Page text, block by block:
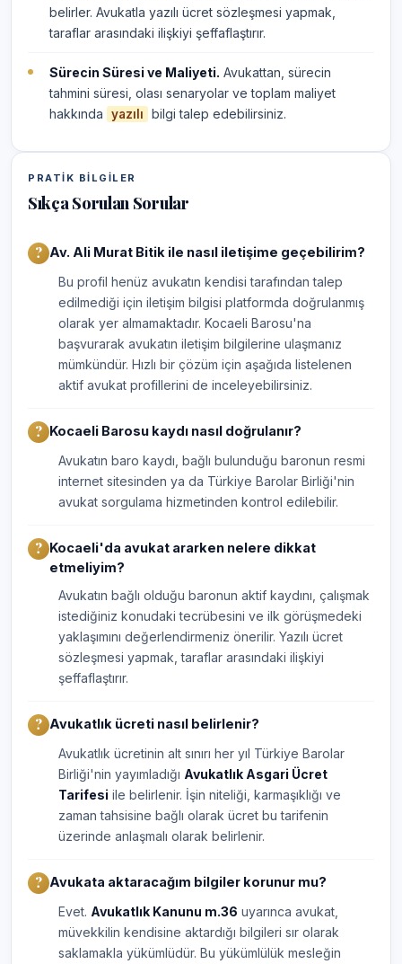
belirler. Avukatla yazılı ücret sözleşmesi yapmak,
taraflar arasındaki ilişkiyi şeffaflaştırır.
Sürecin Süresi ve Maliyeti. Avukattan, sürecin
tahmini süresi, olası senaryolar ve toplam maliyet
hakkında
yazılı bilgi talep edebilirsiniz.
PRATIK BILGILER
Sıkça Sorulan Sorular
Av. Ali Murat Bitik ile nasıl iletişime geçebilirim?
Bu profil henüz avukatın kendisi tarafından talep
edilmediği için iletişim bilgisi platformda doğrulanmış
olarak yer almamaktadır. Kocaeli Barosu'na
başvurarak avukatın iletişim bilgilerine ulaşmanız
mümkündür. Hızlı bir çözüm için aşağıda listelenen
aktif avukat profillerini de inceleyebilirsiniz.
Kocaeli Barosu kaydı nasıl doğrulanır?
Avukatın baro kaydı, bağlı bulunduğu baronun resmi
internet sitesinden ya da Türkiye Barolar Birliği'nin
avukat sorgulama hizmetinden kontrol edilebilir.
Kocaeli'da avukat ararken nelere dikkat
etmeliyim?
Avukatın bağlı olduğu baronun aktif kaydını, çalışmak
istediğiniz konudaki tecrübesini ve ilk görüşmedeki
yaklaşımını değerlendirmeniz önerilir. Yazılı ücret
sözleşmesi yapmak, taraflar arasındaki ilişkiyi
şeffaflaştırır.
Avukatlık ücreti nasıl belirlenir?
Avukatlık ücretinin alt sınırı her yıl Türkiye Barolar
Birliği'nin yayımladığı Avukatlık Asgari Ücret
Tarifesi ile belirlenir. İşin niteliği, karmaşıklığı ve
zaman tahsisine bağlı olarak ücret bu tarifenin
üzerinde anlaşmalı olarak belirlenir.
Avukata aktaracağım bilgiler korunur mu?
Evet. Avukatlık Kanunu m.36 uyarınca avukat,
müvekkilin kendisine aktardığı bilgileri sır olarak
saklamakla yükümlüdür. Bu yükümlülük mesleğin